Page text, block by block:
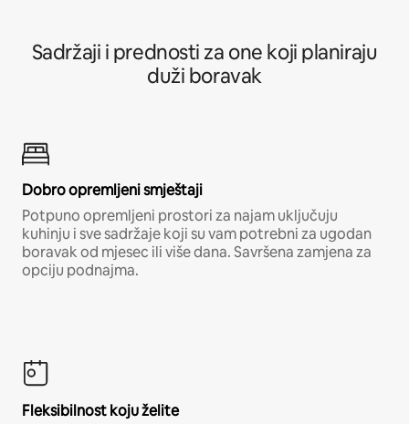
Sadržaji i prednosti za one koji planiraju
duži boravak
Dobro opremljeni smještaji
Potpuno opremljeni prostori za najam uključuju
kuhinju i sve sadržaje koji su vam potrebni za ugodan
boravak od mjesec ili više dana. Savršena zamjena za
opciju podnajma.
Fleksibilnost koju želite